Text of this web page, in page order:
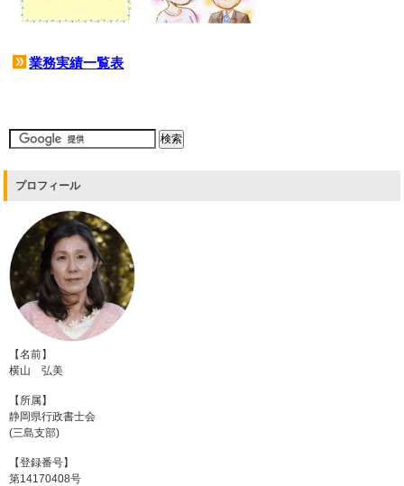
業務実績一覧表
プロフィール
【名前】
横山 弘美
【所属】
静岡県行政書士会
(三島支部)
【登録番号】
第14170408号